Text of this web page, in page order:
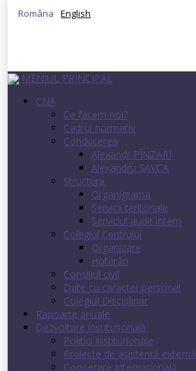
Româna English
MENIUL PRINCIPAL
CNA
Ce facem noi?
Cadrul normativ
Conducerea
Alexandr PÎNZARI
Alexandru SAVCA
Structura
Organigrama
Servicii teritoriale
Serviciul audit intern
Colegiul Centrului
Organizare
Hotarâri
Consiliul civil
Date cu caracter personal
Colegiul Disciplinar
Rapoarte anuale
Dezvoltare instituţională
Politici instituţionale
Proiecte de asistenţă externă
Cooperare Internaţională